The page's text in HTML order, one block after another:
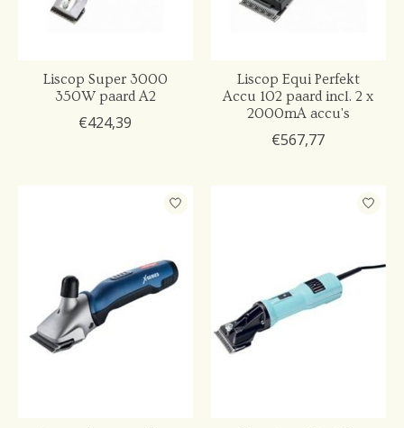
Liscop Super 3000
350W paard A2
€424,39
Liscop Equi Perfekt
Accu 102 paard incl. 2 x
2000mA accu's
€567,77